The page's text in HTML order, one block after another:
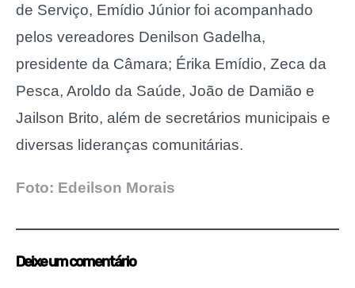
de Serviço, Emídio Júnior foi acompanhado
pelos vereadores Denilson Gadelha,
presidente da Câmara; Érika Emídio, Zeca da
Pesca, Aroldo da Saúde, João de Damião e
Jailson Brito, além de secretários municipais e
diversas lideranças comunitárias.
Foto: Edeilson Morais
Deixe um comentário